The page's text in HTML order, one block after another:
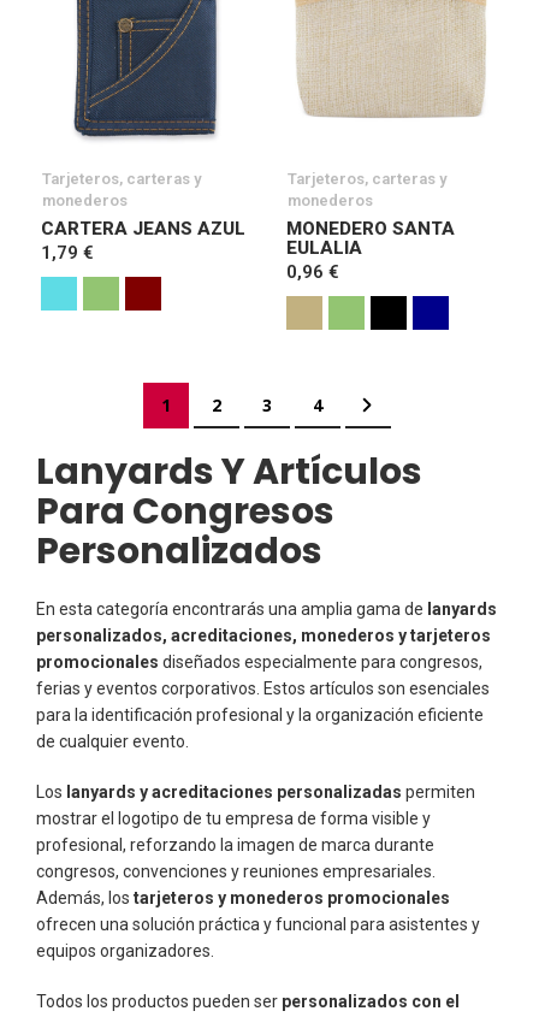
Tarjeteros, carteras y
monederos
CARTERA JEANS AZUL
1,79 €
Tarjeteros, carteras y
monederos
MONEDERO SANTA
EULALIA
0,96 €
Actualmente estás leyendo página
1 Página
2 Página
3 Página
4 Página
Siguiente
Lanyards Y Artículos
Para Congresos
Personalizados
En esta categoría encontrarás una amplia gama de lanyards
personalizados, acreditaciones, monederos y tarjeteros
promocionales diseñados especialmente para congresos,
ferias y eventos corporativos. Estos artículos son esenciales
para la identificación profesional y la organización eficiente
de cualquier evento.
Los lanyards y acreditaciones personalizadas permiten
mostrar el logotipo de tu empresa de forma visible y
profesional, reforzando la imagen de marca durante
congresos, convenciones y reuniones empresariales.
Además, los tarjeteros y monederos promocionales
ofrecen una solución práctica y funcional para asistentes y
equipos organizadores.
Todos los productos pueden ser personalizados con el